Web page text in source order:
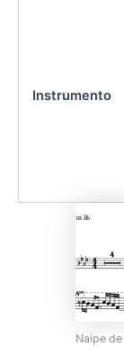
Instrumento
Naipe